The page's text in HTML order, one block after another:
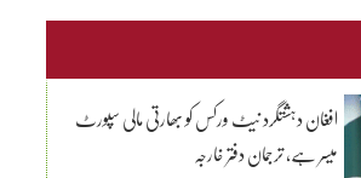
افغان دہشتگرد نیٹ ورکس کو بھارتی مالی سپورٹ
میسر ہے، ترجمان دفتر خارجہ